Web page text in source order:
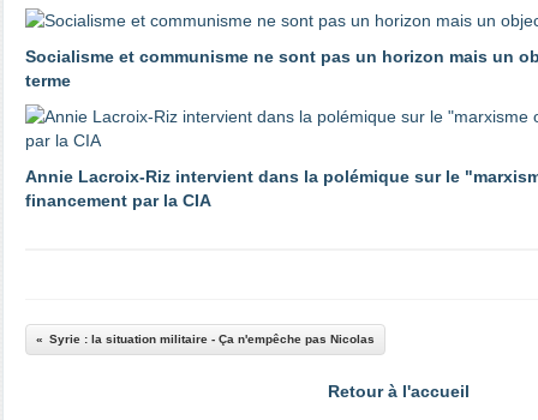
Socialisme et communisme ne sont pas un horizon mais un
terme
Annie Lacroix-Riz intervient dans la polémique sur le
financement par la CIA
Syrie : la situation militaire - Ça n'empêche pas Nicolas
Retour à l'accueil